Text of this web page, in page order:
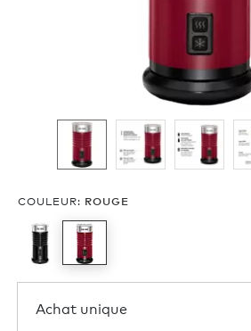
COULEUR: ROUGE
Achat unique